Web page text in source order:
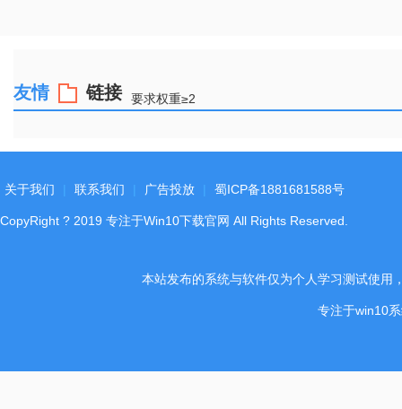
友情 链接 要求权重≥2
关于我们 联系我们 广告投放 蜀ICP备1881681588号
CopyRight ? 2019 专注于Win10下载官网 All Rights Reserved.
本站发布的系统与软件仅为个人学习测试使用
专注于win10